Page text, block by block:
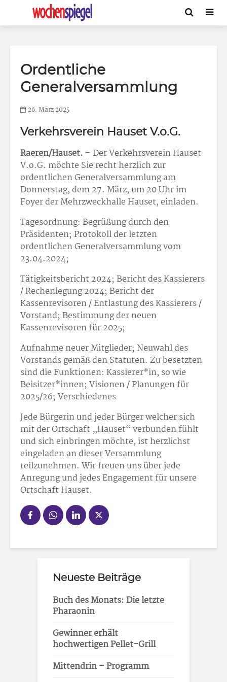
Ordentliche
Generalversammlung
26. März 2025
Verkehrsverein Hauset V.o.G.
Raeren/Hauset. – Der Verkehrsverein Hauset
V.o.G. möchte Sie recht herzlich zur
ordentlichen Generalversammlung am
Donnerstag, dem 27. März, um 20 Uhr im
Foyer der Mehrzweckhalle Hauset, einladen.
Tagesordnung: Begrüßung durch den
Präsidenten; Protokoll der letzten
ordentlichen Generalversammlung vom
23.04.2024;
Tätigkeitsbericht 2024; Bericht des Kassierers
/ Rechenlegung 2024; Bericht der
Kassenrevisoren / Entlastung des Kassierers /
Vorstand; Bestimmung der neuen
Kassenrevisoren für 2025;
Aufnahme neuer Mitglieder; Neuwahl des
Vorstands gemäß den Statuten. Zu besetzten
sind die Funktionen: Kassierer*in, so wie
Beisitzer*innen; Visionen / Planungen für
2025/26; Verschiedenes
Jede Bürgerin und jeder Bürger welcher sich
mit der Ortschaft „Hauset“ verbunden fühlt
und sich einbringen möchte, ist herzlichst
eingeladen an dieser Versammlung
teilzunehmen. Wir freuen uns über jede
Anregung und jedes Engagement für unsere
Ortschaft Hauset.
Neueste Beiträge
Buch des Monats: Die letzte
Pharaonin
Gewinner erhält
hochwertigen Pellet-Grill
Mittendrin – Programm